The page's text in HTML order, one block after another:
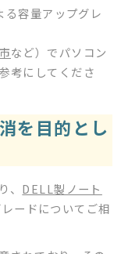
る容量アップグレ
など）でパソコン
考にしてくださ
を目的とし
DELL製ノート
ードについてご相